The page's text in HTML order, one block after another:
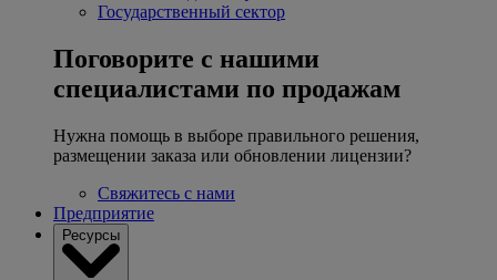
Государственный сектор
Поговорите с нашими
специалистами по продажам
Нужна помощь в выборе правильного решения,
размещении заказа или обновлении лицензии?
Свяжитесь с нами
Предприятие
Ресурсы